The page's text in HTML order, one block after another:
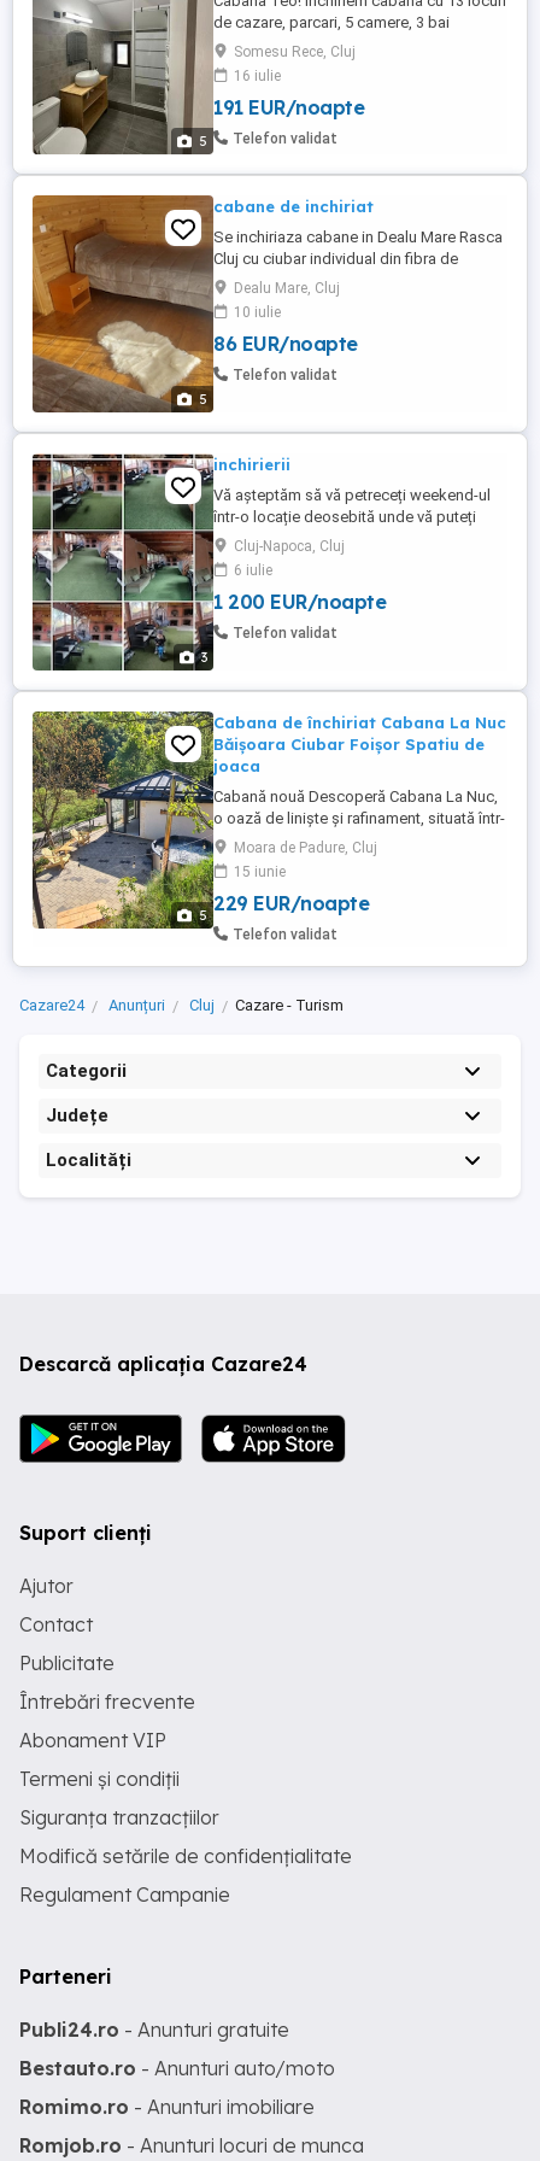
5
de cazare, parcari, 5 camere, 3 bai
moderne , living spatios, curte, terasa,
foisor, gratar, ceaun, masa tenis, jocuri
distractive. Bucataria dotata cu masina
spalat vase, frigider, cuptor, plita electrica,
filtru cafea,espresor, cuptor microunde,
Somesu Rece, Cluj
16 iulie
191 EUR/noapte
Telefon validat
5
cabane de inchiriat
Se inchiriaza cabane in Dealu Mare Rasca
Cluj cu ciubar individual din fibra de
sticla,se pot unchiria impreuna sau
separat cu ceaun,gratar,WiFi
vatrar,foisor,leagan,terasa acoperita
aproape de partía marisel si lacul belis.
Pretul pt o cabana noapte este de 450lei.
Dealu Mare, Cluj
10 iulie
86 EUR/noapte
Telefon validat
3
inchirierii
Vă așteptăm să vă petreceți weekend-ul
într-o locație deosebită unde vă puteți
relaxa și odihni în natură departe de
zgomotul cotidian. Cabana se afla la
Râșca ( 50 km de Cluj-Napoca.) Pensiunea
se închiriază integral și dispune de: 6
camere duble cu băi individuale Bucătărie
Cluj-Napoca, Cluj
6 iulie
1 200 EUR/noapte
Telefon validat
5
Cabana de închiriat Cabana La Nuc
Băișoara Ciubar Foișor Spatiu de
joaca
Cabană nouă Descoperă Cabana La Nuc,
o oază de liniște și rafinament, situată într-
un decor montan spectaculos! La doar
aproximativ 35 km de Cluj-Napoca, în satul
Moara de Pădure, comuna Băișoara,
Cabana La Nuc este alegerea ideală
pentru familii sau grupuri de până la 8
Moara de Padure, Cluj
15 iunie
229 EUR/noapte
Telefon validat
Cazare24 Anunțuri Cluj Cazare - Turism
Categorii
Județe
Localități
Descarcă aplicația Cazare24
Suport clienți
Ajutor
Contact
Publicitate
Întrebări frecvente
Abonament VIP
Termeni și condiții
Siguranța tranzacțiilor
Modifică setările de confidențialitate
Regulament Campanie
Parteneri
Publi24.ro - Anunturi gratuite
Bestauto.ro - Anunturi auto/moto
Romimo.ro - Anunturi imobiliare
Romjob.ro - Anunturi locuri de munca